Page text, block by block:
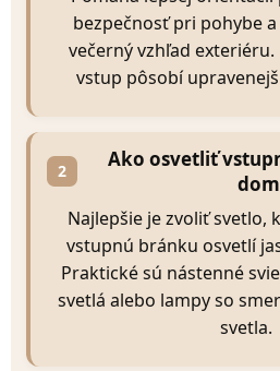
bezpečnosť pri pohybe
večerný vzhľad
vstup pôsobí
2
Ako osvetliť
Najlepšie je zvoliť svetlo,
vstupnú bránku osvetlí
Praktické sú nástenné
svetlá alebo lampy so
svetla.